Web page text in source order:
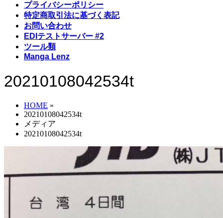
プライバシーポリシー
特定商取引法に基づく表記
お問い合わせ
EDIテストサーバー #2
ツール類
Manga Lenz
20210108042534t
HOME »
20210108042534t
メディア
20210108042534t